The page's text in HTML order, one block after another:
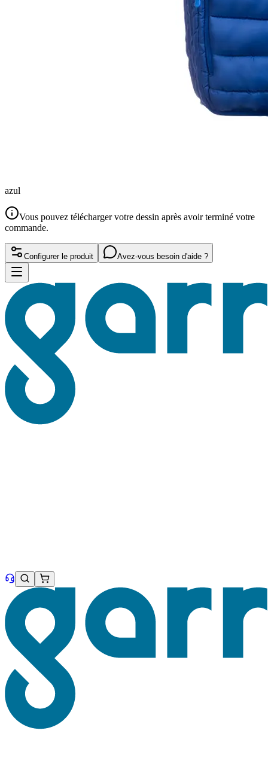
azul
Vous pouvez télécharger votre dessin après avoir terminé votre
commande.
Configurer le produit Avez-vous besoin d'aide ?